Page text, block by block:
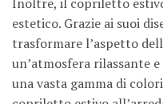
estetico. Grazie ai suoi
trasformare l’aspetto
un’atmosfera rilassante
una vasta gamma di